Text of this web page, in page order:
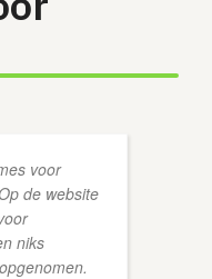
voor
de website
niks